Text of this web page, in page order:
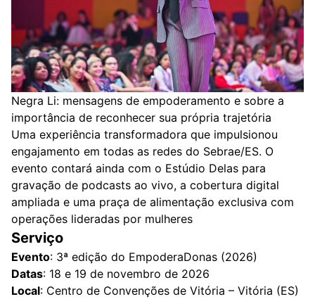
Negra Li: mensagens de empoderamento e sobre a
importância de reconhecer sua própria trajetória
Uma experiência transformadora que impulsionou
engajamento em todas as redes do Sebrae/ES. O
evento contará ainda com o Estúdio Delas para
gravação de podcasts ao vivo, a cobertura digital
ampliada e uma praça de alimentação exclusiva com
operações lideradas por mulheres
Serviço
Evento: 3ª edição do EmpoderaDonas (2026)
Datas: 18 e 19 de novembro de 2026
Local: Centro de Convenções de Vitória – Vitória (ES)